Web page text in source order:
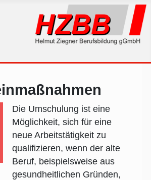
Die Umschulung ist eine
Möglichkeit, sich für eine
neue Arbeitstätigkeit zu
qualifizieren, wenn der alte
Beruf, beispielsweise aus
gesundheitlichen Gründen,